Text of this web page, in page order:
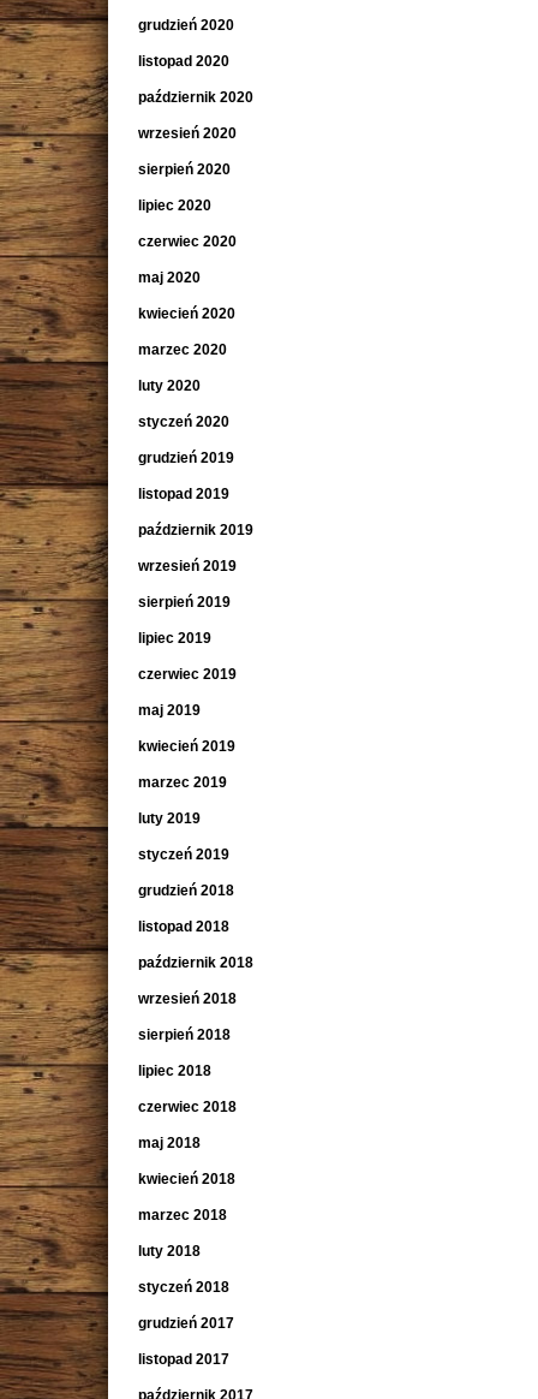
grudzień 2020
listopad 2020
październik 2020
wrzesień 2020
sierpień 2020
lipiec 2020
czerwiec 2020
maj 2020
kwiecień 2020
marzec 2020
luty 2020
styczeń 2020
grudzień 2019
listopad 2019
październik 2019
wrzesień 2019
sierpień 2019
lipiec 2019
czerwiec 2019
maj 2019
kwiecień 2019
marzec 2019
luty 2019
styczeń 2019
grudzień 2018
listopad 2018
październik 2018
wrzesień 2018
sierpień 2018
lipiec 2018
czerwiec 2018
maj 2018
kwiecień 2018
marzec 2018
luty 2018
styczeń 2018
grudzień 2017
listopad 2017
październik 2017